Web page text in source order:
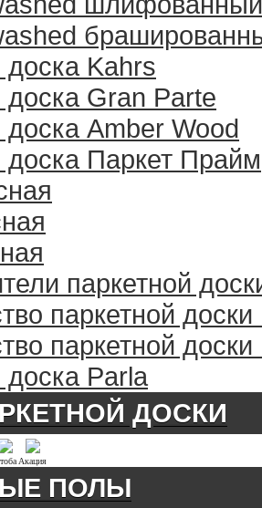
доска Kahrs
доска Gran Parte
доска Amber Wood
доска Паркет Прайм
паркетной
паркетной
паркетной
доска Parla
ДОСКИ
Акация
ПОЛЫ